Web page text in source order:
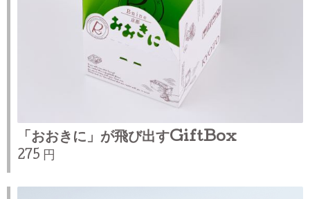
「おおきに」が飛び出すGiftBox
275 円